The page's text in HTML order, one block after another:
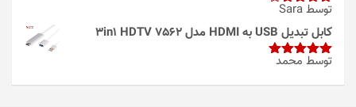
امتیاز4
از 5
توسط Sara
کابل تبدیل USB به HDMI مدل 3in1 HDTV 7562
امتیاز5از
توسط محمد